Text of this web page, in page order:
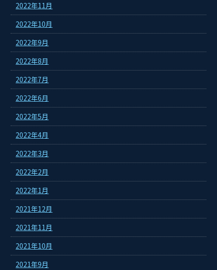
2022年11月
2022年10月
2022年9月
2022年8月
2022年7月
2022年6月
2022年5月
2022年4月
2022年3月
2022年2月
2022年1月
2021年12月
2021年11月
2021年10月
2021年9月